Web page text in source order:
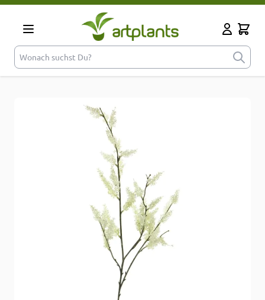
Zum Inhalt springen
Cart